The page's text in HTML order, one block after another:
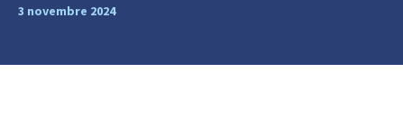
3 novembre 2024